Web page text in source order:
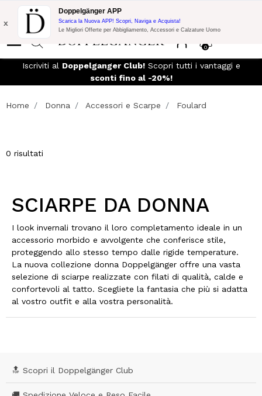
Promo Flash:
10% di Extra Sconto su 300€ di Acquisto con codice:
DOPPEL300
0
x
Doppelgänger APP
Scarica la Nuova APP! Scopri, Naviga e Acquista!
Le Migliori Offerte per Abbigliamento, Accessori e Calzature Uomo
Iscriviti alDoppelganger Club!Scopri tutti i vantaggi e
sconti fino al -20%!
Home Donna Accessori e Scarpe Foulard
0 risultati
SCIARPE DA DONNA
I look invernali trovano il loro completamento ideale in un
accessorio morbido e avvolgente che conferisce stile,
proteggendo allo stesso tempo dalle rigide temperature.
La nuova collezione donna Doppelgänger offre una vasta
selezione di sciarpe realizzate con filati di qualità, calde e
confortevoli al tatto. Scegliete la fantasia che più si adatta
al vostro outfit e alla vostra personalità.
🔝 Scopri il Doppelgänger Club